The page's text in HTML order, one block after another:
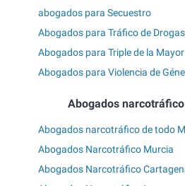
abogados para Secuestro
Abogados para Tráfico de Drogas
Abogados para Triple de la Mayor
Abogados para Violencia de
Abogados
Abogados narcotráfico de todo
Abogados Narcotráfico Murcia
Abogados Narcotráfico